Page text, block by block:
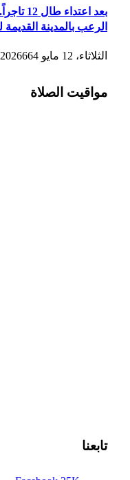
بعد
الرعب بالمدينة
الثلاثاء، 12 مايو 2026 664
مواقيت الصلاة
تابعنا